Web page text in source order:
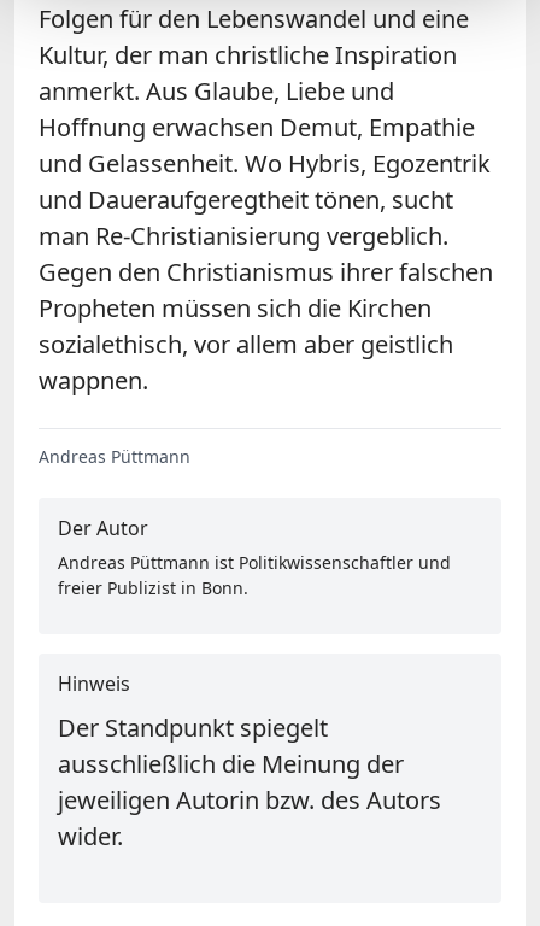
Folgen für den Lebenswandel und eine
Kultur, der man christliche Inspiration
anmerkt. Aus Glaube, Liebe und
Hoffnung erwachsen Demut, Empathie
und Gelassenheit. Wo Hybris, Egozentrik
und Daueraufgeregtheit tönen, sucht
man Re-Christianisierung vergeblich.
Gegen den Christianismus ihrer falschen
Propheten müssen sich die Kirchen
sozialethisch, vor allem aber geistlich
wappnen.
Andreas Püttmann
Der Autor
Andreas Püttmann ist Politikwissenschaftler und
freier Publizist in Bonn.
Hinweis
Der Standpunkt spiegelt
ausschließlich die Meinung der
jeweiligen Autorin bzw. des Autors
wider.